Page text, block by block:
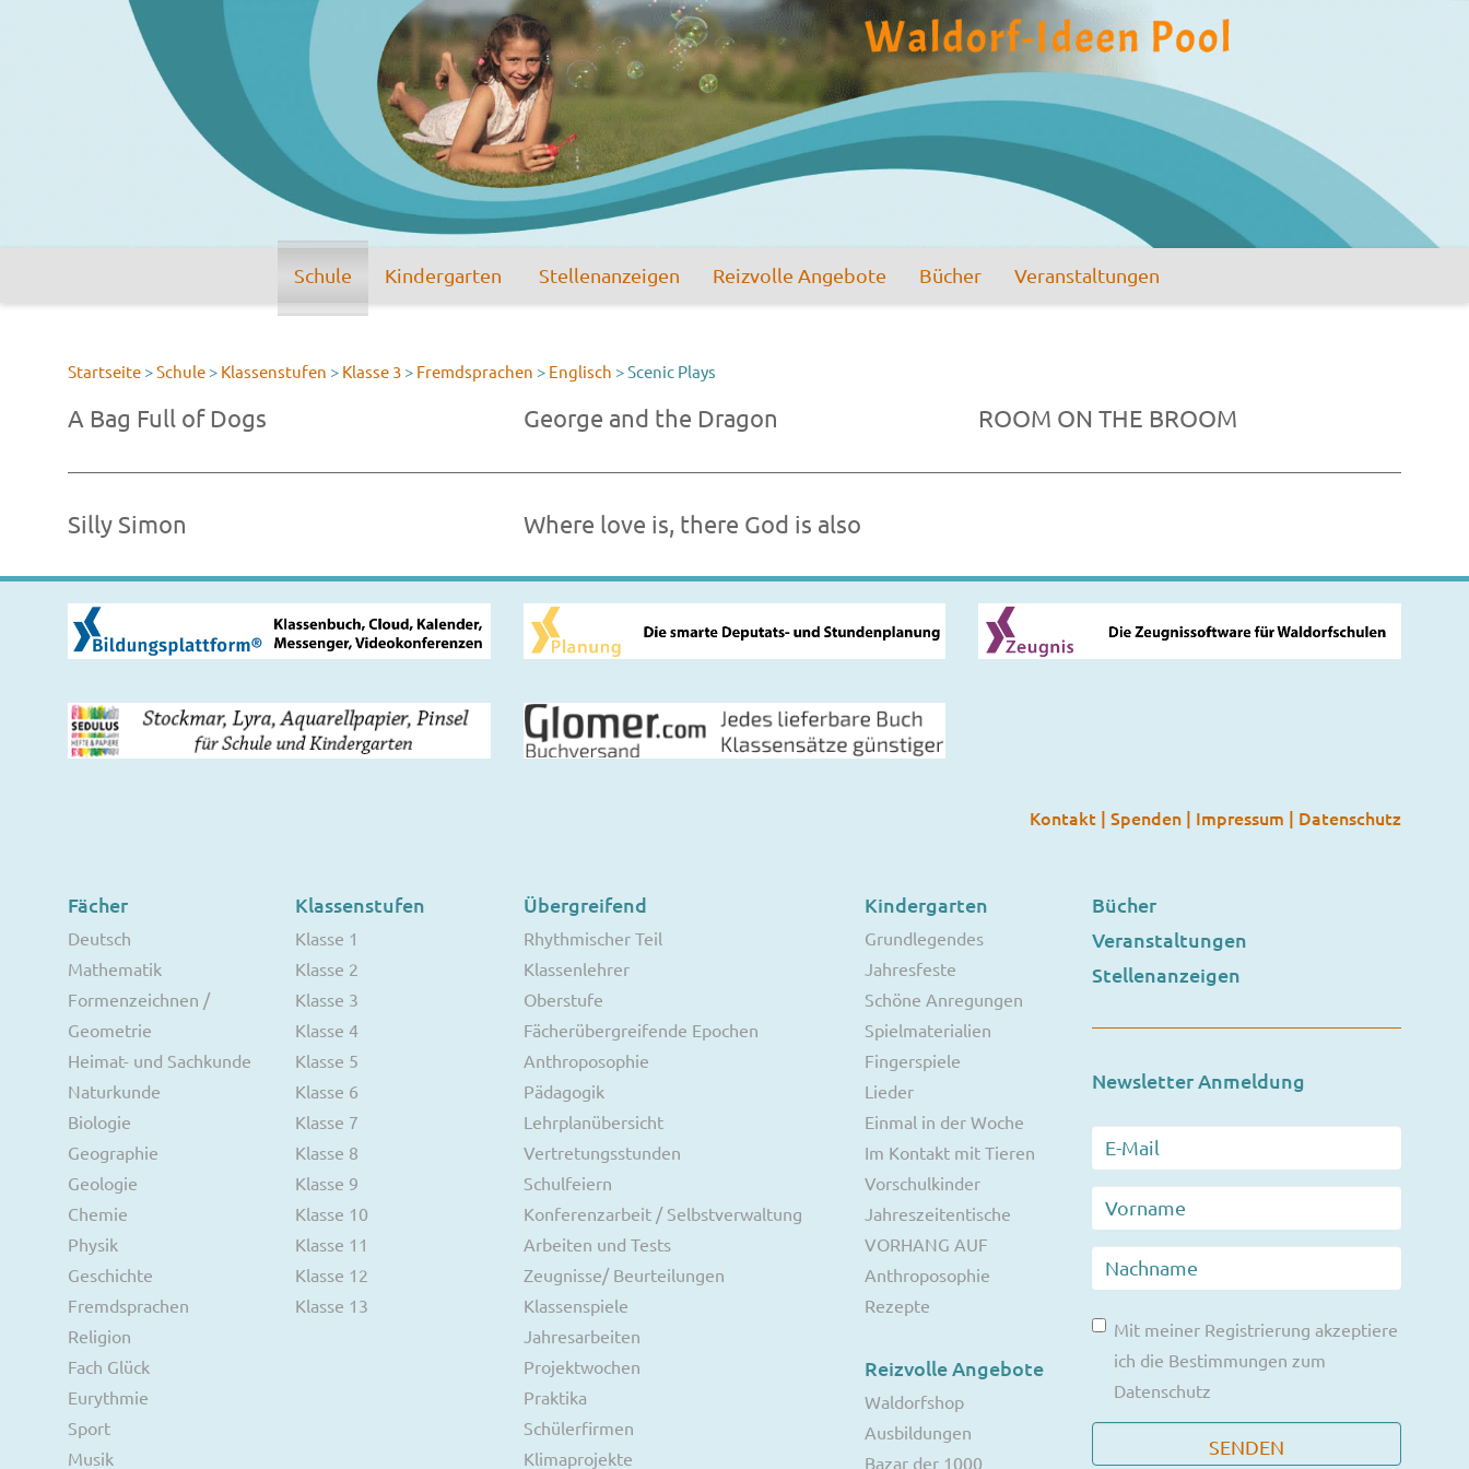
Schule Kindergarten Stellenanzeigen Reizvolle Angebote Bücher Veranstaltungen
Startseite >Schule > Klassenstufen > Klasse 3 > Fremdsprachen > Englisch >Scenic Plays
A Bag Full of Dogs George and the Dragon ROOM ON THE BROOM
Silly Simon Where love is, there God is also
Kontakt | Spenden | Impressum | Datenschutz
Fächer
Deutsch
Mathematik
Formenzeichnen /
Geometrie
Heimat- und Sachkunde
Naturkunde
Biologie
Geographie
Geologie
Chemie
Physik
Geschichte
Fremdsprachen
Religion
Fach Glück
Eurythmie
Sport
Musik
Klassenstufen
Klasse 1
Klasse 2
Klasse 3
Klasse 4
Klasse 5
Klasse 6
Klasse 7
Klasse 8
Klasse 9
Klasse 10
Klasse 11
Klasse 12
Klasse 13
Übergreifend
Rhythmischer Teil
Klassenlehrer
Oberstufe
Fächerübergreifende Epochen
Anthroposophie
Pädagogik
Lehrplanübersicht
Vertretungsstunden
Schulfeiern
Konferenzarbeit / Selbstverwaltung
Arbeiten und Tests
Zeugnisse/ Beurteilungen
Klassenspiele
Jahresarbeiten
Projektwochen
Praktika
Schülerfirmen
Klimaprojekte
Kindergarten
Grundlegendes
Jahresfeste
Schöne Anregungen
Spielmaterialien
Fingerspiele
Lieder
Einmal in der Woche
Im Kontakt mit Tieren
Vorschulkinder
Jahreszeitentische
VORHANG AUF
Anthroposophie
Rezepte
Reizvolle Angebote
Waldorfshop
Ausbildungen
Bazar der 1000
Bücher
Veranstaltungen
Stellenanzeigen
Newsletter Anmeldung
Mit meiner Registrierung akzeptiere
ich die Bestimmungen zum
Datenschutz